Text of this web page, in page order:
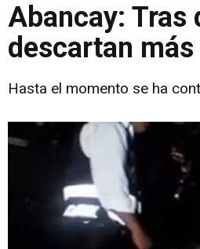
Abancay: Tras
descartan
Hasta el momento se ha